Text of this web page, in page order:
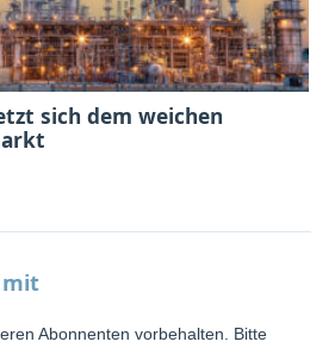
sich dem weichen
mit
Abonnenten vorbehalten. Bitte